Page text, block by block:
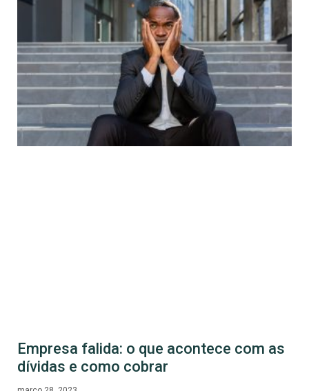
Empresa falida: o que acontece com as
dívidas e como cobrar